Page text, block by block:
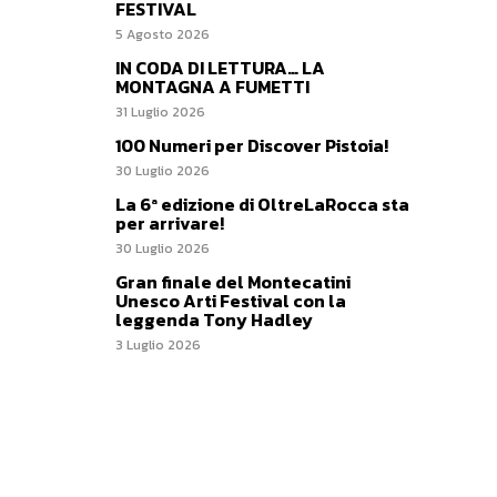
FESTIVAL
5 Agosto 2026
IN CODA DI LETTURA… LA
MONTAGNA A FUMETTI
31 Luglio 2026
100 Numeri per Discover Pistoia!
30 Luglio 2026
La 6ª edizione di OltreLaRocca sta
per arrivare!
30 Luglio 2026
Gran finale del Montecatini
Unesco Arti Festival con la
leggenda Tony Hadley
3 Luglio 2026